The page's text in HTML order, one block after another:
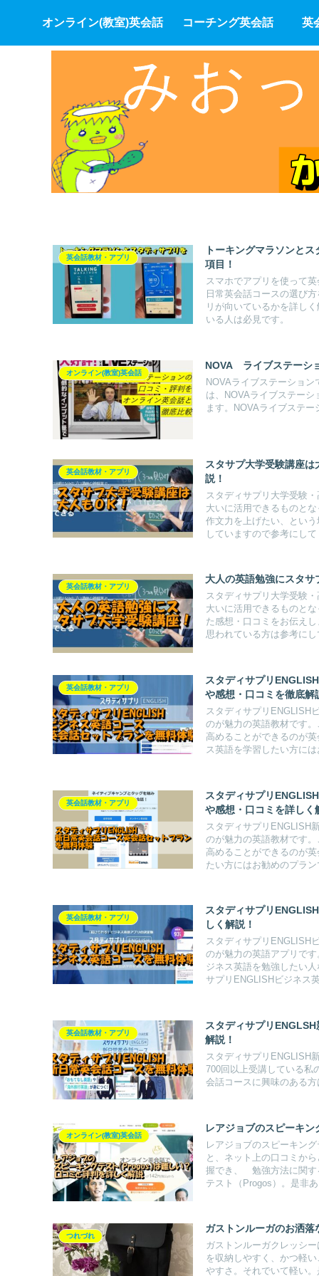
オンライン(教室)英会話 コーチング英会話 英
英会話教材・アプリ
トーキングマラソンと
項目！
スマホでアプリを使って
日常英会話コースの選び
リが向いているかを詳し
いる人は必見です。
オンライン(教室)英会話
NOVA ライブステーシ
NOVAライブステーショ
は、NOVAライブステー
ます。NOVAライブステ
英会話教材・アプリ
スタサプ大学受験講座
説！
スタディサプリ大学受験
大いに活用できるものと
作文力を上げたい、とい
していますので参考にし
英会話教材・アプリ
大人の英語勉強にスタ
スタディサプリ大学受験
大いに活用できるものと
た感想・口コミをお伝え
思われている方は参考に
英会話教材・アプリ
スタディサプリ
や感想・口コミを徹底解
スタディサプリENGLISH
のが魅力の英語教材です
高めることができるのが
ス英語を学習したい方に
英会話教材・アプリ
スタディサプリ
や感想・口コミを詳しく
スタディサプリENGLISH
のが魅力の英語教材です
高めることができるのが
たい方にはお勧めのプラ
英会話教材・アプリ
スタディサプリ
しく解説！
スタディサプリENGLISH
のが魅力の英語アプリで
ジネス英語を勉強したい
サプリENGLISHビジネス
英会話教材・アプリ
スタディサプリ
解説！
スタディサプリENGLISH
700回以上受講している私
会話コースに興味のある
オンライン(教室)英会話
レアジョブのスピーキ
レアジョブのスピーキン
と、ネット上の口コミか
握でき、 勉強方法に関す
テスト（Progos）。是非
つれづれ
ガストンルーガのお洒
ガストンルーガクレッシ
を収納しやすく、かつ軽
やすさ。それでいて軽い